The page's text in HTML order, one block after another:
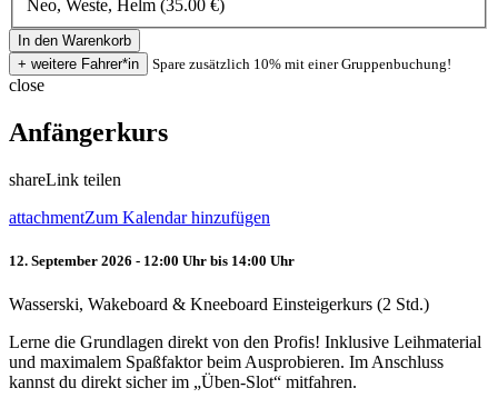
Neo, Weste, Helm (35.00 €)
Spare zusätzlich 10% mit einer Gruppenbuchung!
close
Anfängerkurs
shareLink teilen
attachmentZum Kalendar hinzufügen
12. September 2026 - 12:00 Uhr bis 14:00 Uhr
Wasserski, Wakeboard & Kneeboard Einsteigerkurs (2 Std.)
Lerne die Grundlagen direkt von den Profis! Inklusive Leihmaterial
und maximalem Spaßfaktor beim Ausprobieren. Im Anschluss
kannst du direkt sicher im „Üben-Slot“ mitfahren.